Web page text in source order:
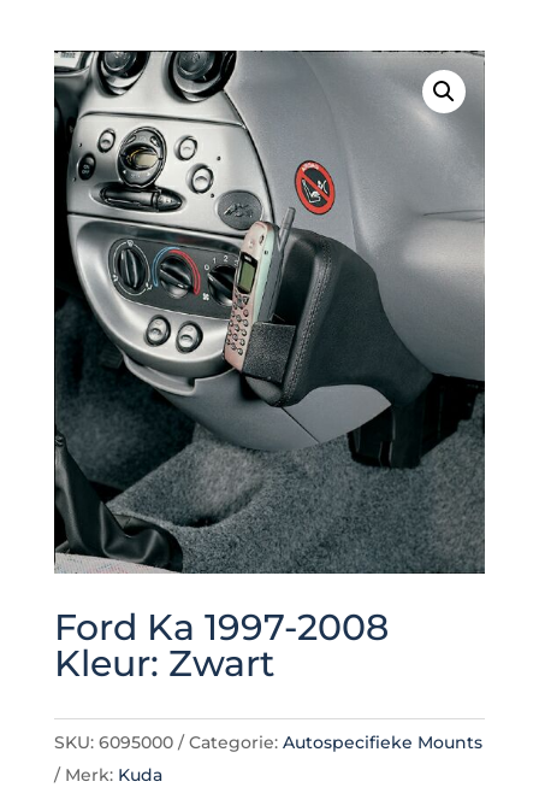
Ford Ka 1997-2008
Kleur: Zwart
SKU: 6095000 Categorie: Autospecifieke Mounts
Merk: Kuda